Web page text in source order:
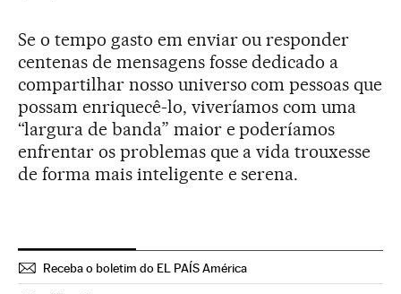
Se o tempo gasto em enviar ou responder
centenas de mensagens fosse dedicado a
compartilhar nosso universo com pessoas que
possam enriquecê-lo, viveríamos com uma
“largura de banda” maior e poderíamos
enfrentar os problemas que a vida trouxesse
de forma mais inteligente e serena.
Receba o boletim do EL PAÍS América